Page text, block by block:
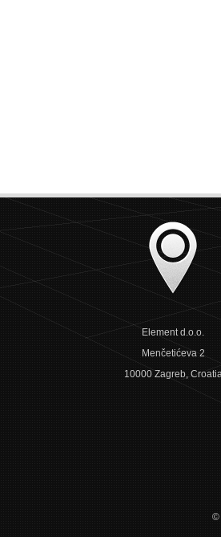
Element d.o.o.
Menčetićeva 2
10000 Zagreb, Croatia
©